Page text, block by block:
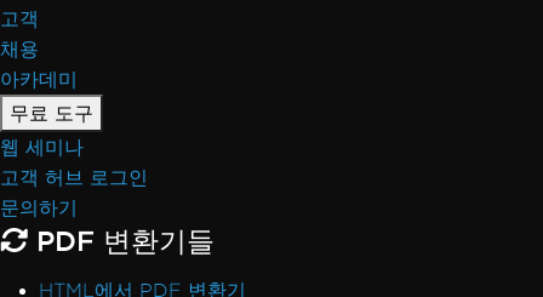
고객
채용
아카데미
무료 도구
웹 세미나
고객 허브 로그인
문의하기
PDF 변환기들
HTML에서 PDF 변환기